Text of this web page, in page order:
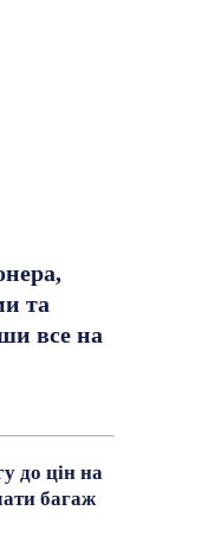
та
все на
до цін на
багаж